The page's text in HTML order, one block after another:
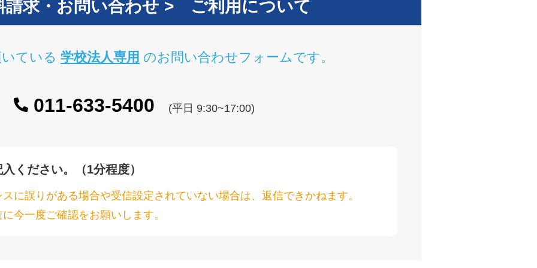
請求・お問い合わせ > ご利用について
ている 学校法人専用 のお問い合わせフォームです。
011-633-5400 (平日 9:30~17:00)
ください。（1分程度）
に誤りがある場合や受信設定されていない場合は、返信できかねます。
今一度ご確認をお願いします。